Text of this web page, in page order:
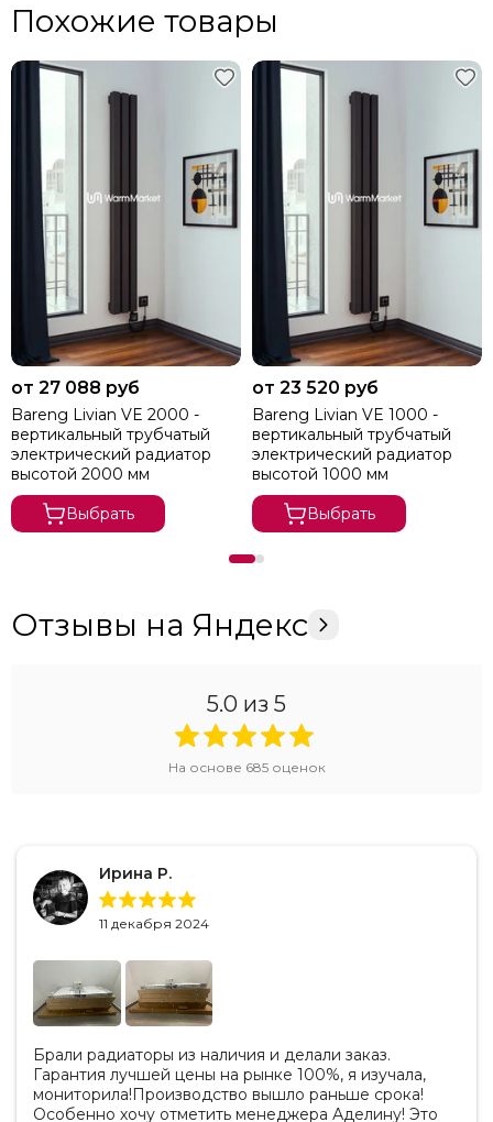
Похожие товары
от 27 088 руб
Bareng Livian VE 2000 -
вертикальный трубчатый
электрический радиатор
высотой 2000 мм
Выбрать
от 23 520 руб
Bareng Livian VE 1000 -
вертикальный трубчатый
электрический радиатор
высотой 1000 мм
Выбрать
Отзывы на Яндекс
5.0 из 5
На основе 685оценок
Ирина Р.
11 декабря 2024
Брали радиаторы из наличия и делали заказ.
Гарантия лучшей цены на рынке 100%, я изучала,
мониторила!Производство вышло раньше срока!
Особенно хочу отметить менеджера Аделину! Это